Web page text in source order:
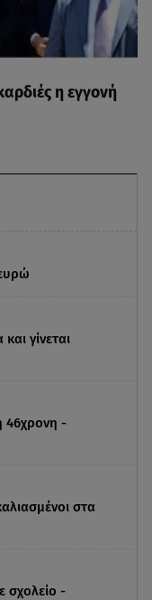
γίνεται
46χρονη -
στα
σχολείο -
η εγγονή